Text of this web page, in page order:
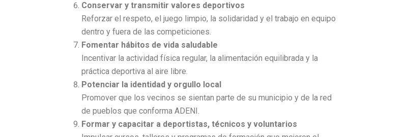
Conservar y transmitir valores deportivos
Reforzar el respeto, el juego limpio, la solidaridad y el trabajo en equipo
dentro y fuera de las competiciones.
Fomentar hábitos de vida saludable
Incentivar la actividad física regular, la alimentación equilibrada y la
práctica deportiva al aire libre.
Potenciar la identidad y orgullo local
Promover que los vecinos se sientan parte de su municipio y de la red
de pueblos que conforma ADENI.
Formar y capacitar a deportistas, técnicos y voluntarios